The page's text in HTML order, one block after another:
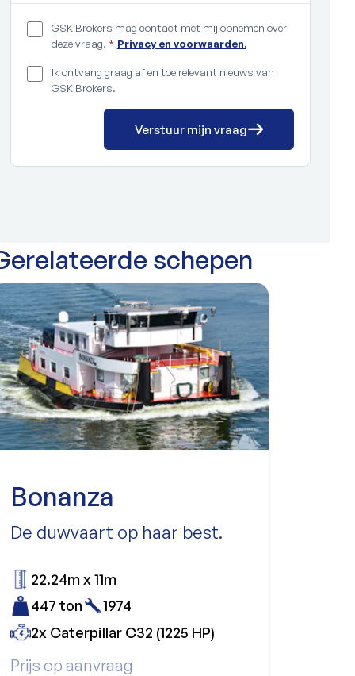
GSK Brokers mag contact met mij opnemen over
deze vraag. * Privacy en voorwaarden.
Ik ontvang graag af en toe relevant nieuws van
GSK Brokers.
Verstuur mijn vraag
schepen
Bonanza
De duwvaart op haar best.
Prijs op aanvraag
22.24m x 11m
447 ton
1974
2x Caterpillar C32 (1225 HP)